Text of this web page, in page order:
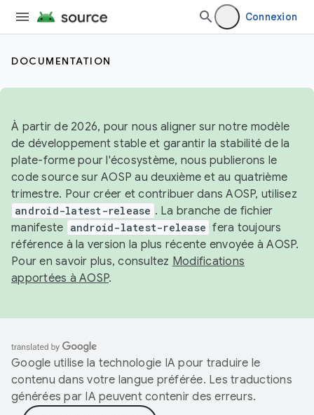
Connexion
DOCUMENTATION
À partir de 2026, pour nous aligner sur notre modèle
de développement stable et garantir la stabilité de la
plate-forme pour l'écosystème, nous publierons le
code source sur AOSP au deuxième et au quatrième
trimestre. Pour créer et contribuer dans AOSP, utilisez
android-latest-release . La branche de fichier
manifeste android-latest-release fera toujours
référence à la version la plus récente envoyée à AOSP.
Pour en savoir plus, consultez Modifications
apportées à AOSP.
Google utilise la technologie IA pour traduire le
contenu dans votre langue préférée. Les traductions
générées par IA peuvent contenir des erreurs.